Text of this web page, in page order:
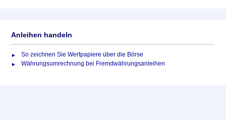
Anleihen handeln
So zeichnen Sie Wertpapiere über die Börse
Währungsumrechnung bei Fremdwährungsanleihen